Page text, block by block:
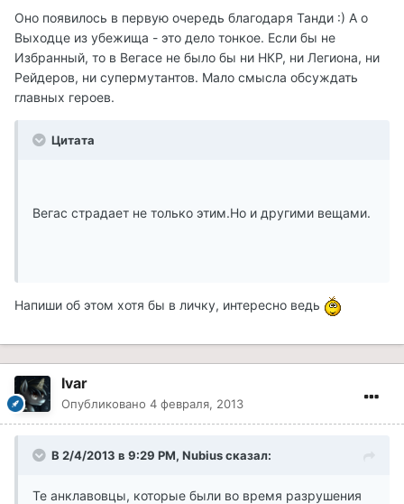
Оно появилось в первую очередь благодаря Танди :) А о
Выходце из убежища - это дело тонкое. Если бы не
Избранный, то в Вегасе не было бы ни НКР, ни Легиона, ни
Рейдеров, ни супермутантов. Мало смысла обсуждать
главных героев.
Цитата
Вегас страдает не только этим.Но и другими вещами.
Напиши об этом хотя бы в личку, интересно ведь
Ivar
Опубликовано 4 февраля, 2013
В 2/4/2013 в 9:29 PM, Nubius сказал:
Те анклавовцы, которые были во время разрушения